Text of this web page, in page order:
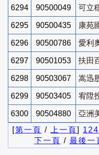
6294 90500049 可立
6295 90500435 康苑
6296 90500786 愛利
6297 90501053 扶田
6298 90503067 嵩迅
6299 90503405 宥陞
6300 90504880
亞洲
[第一頁 / 上一頁] 124
下一頁 / 最後一